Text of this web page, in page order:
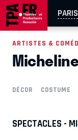
PARIS
AIX-MARSEILLE
EN TOURNÉE
ARTISTES &
Micheline
DÉCOR COSTUME
SPECTACLES -